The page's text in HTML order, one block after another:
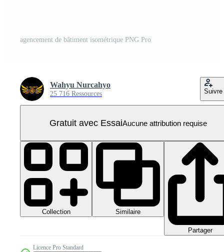
agencement de bâtiment isométrique PNG Pro
Wahyu Nurcahyo
25 716 Ressources Suivre
Gratuit avec EssaiAucune attribution requise
Collection Similaire
Partager
Licence Pro Standard